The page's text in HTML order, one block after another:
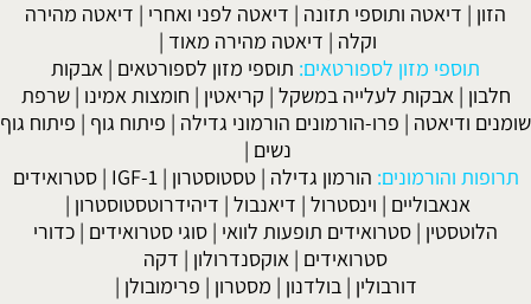
הזון | דיאטה ותוספי תזונה | דיאטה לפני ואחרי | דיאטה מהירה
וקלה | דיאטה מהירה מאוד |
תוספי מזון לספורטאים: תוספי מזון לספורטאים | אבקות
חלבון | אבקות לעלייה במשקל | קריאטין | חומצות אמינו |שרפת
שומנים ודיאטה | פרו-הורמונים הורמוני גדילה | פיתוח גוף | פיתוח גוף
נשים |
תרופות והורמונים: הורמון גדילה |טסטוסטרון |
IGF-1
|סטרואידים
אנאבוליים | וינסטרול | דיאנבול | דיהידרוטסטוסטרון |
הלוטסטין | סטרואידים תופעות לוואי | סוגי סטרואידים | כדורי
סטרואידים | אוקסנדרולון | דקה
דורבולין | בולדנון | מסטרון | פרימובולן |